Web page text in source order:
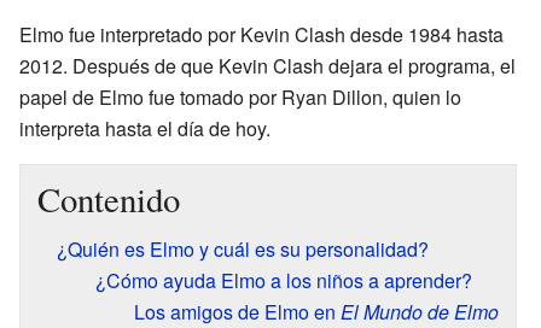
Elmo fue interpretado por Kevin Clash desde 1984 hasta
2012. Después de que Kevin Clash dejara el programa, el
papel de Elmo fue tomado por Ryan Dillon, quien lo
interpreta hasta el día de hoy.
Contenido
¿Quién es Elmo y cuál es su personalidad?
¿Cómo ayuda Elmo a los niños a aprender?
Los amigos de Elmo en El Mundo de Elmo